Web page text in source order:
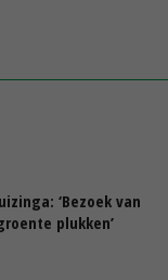
‘Bezoek van
plukken’